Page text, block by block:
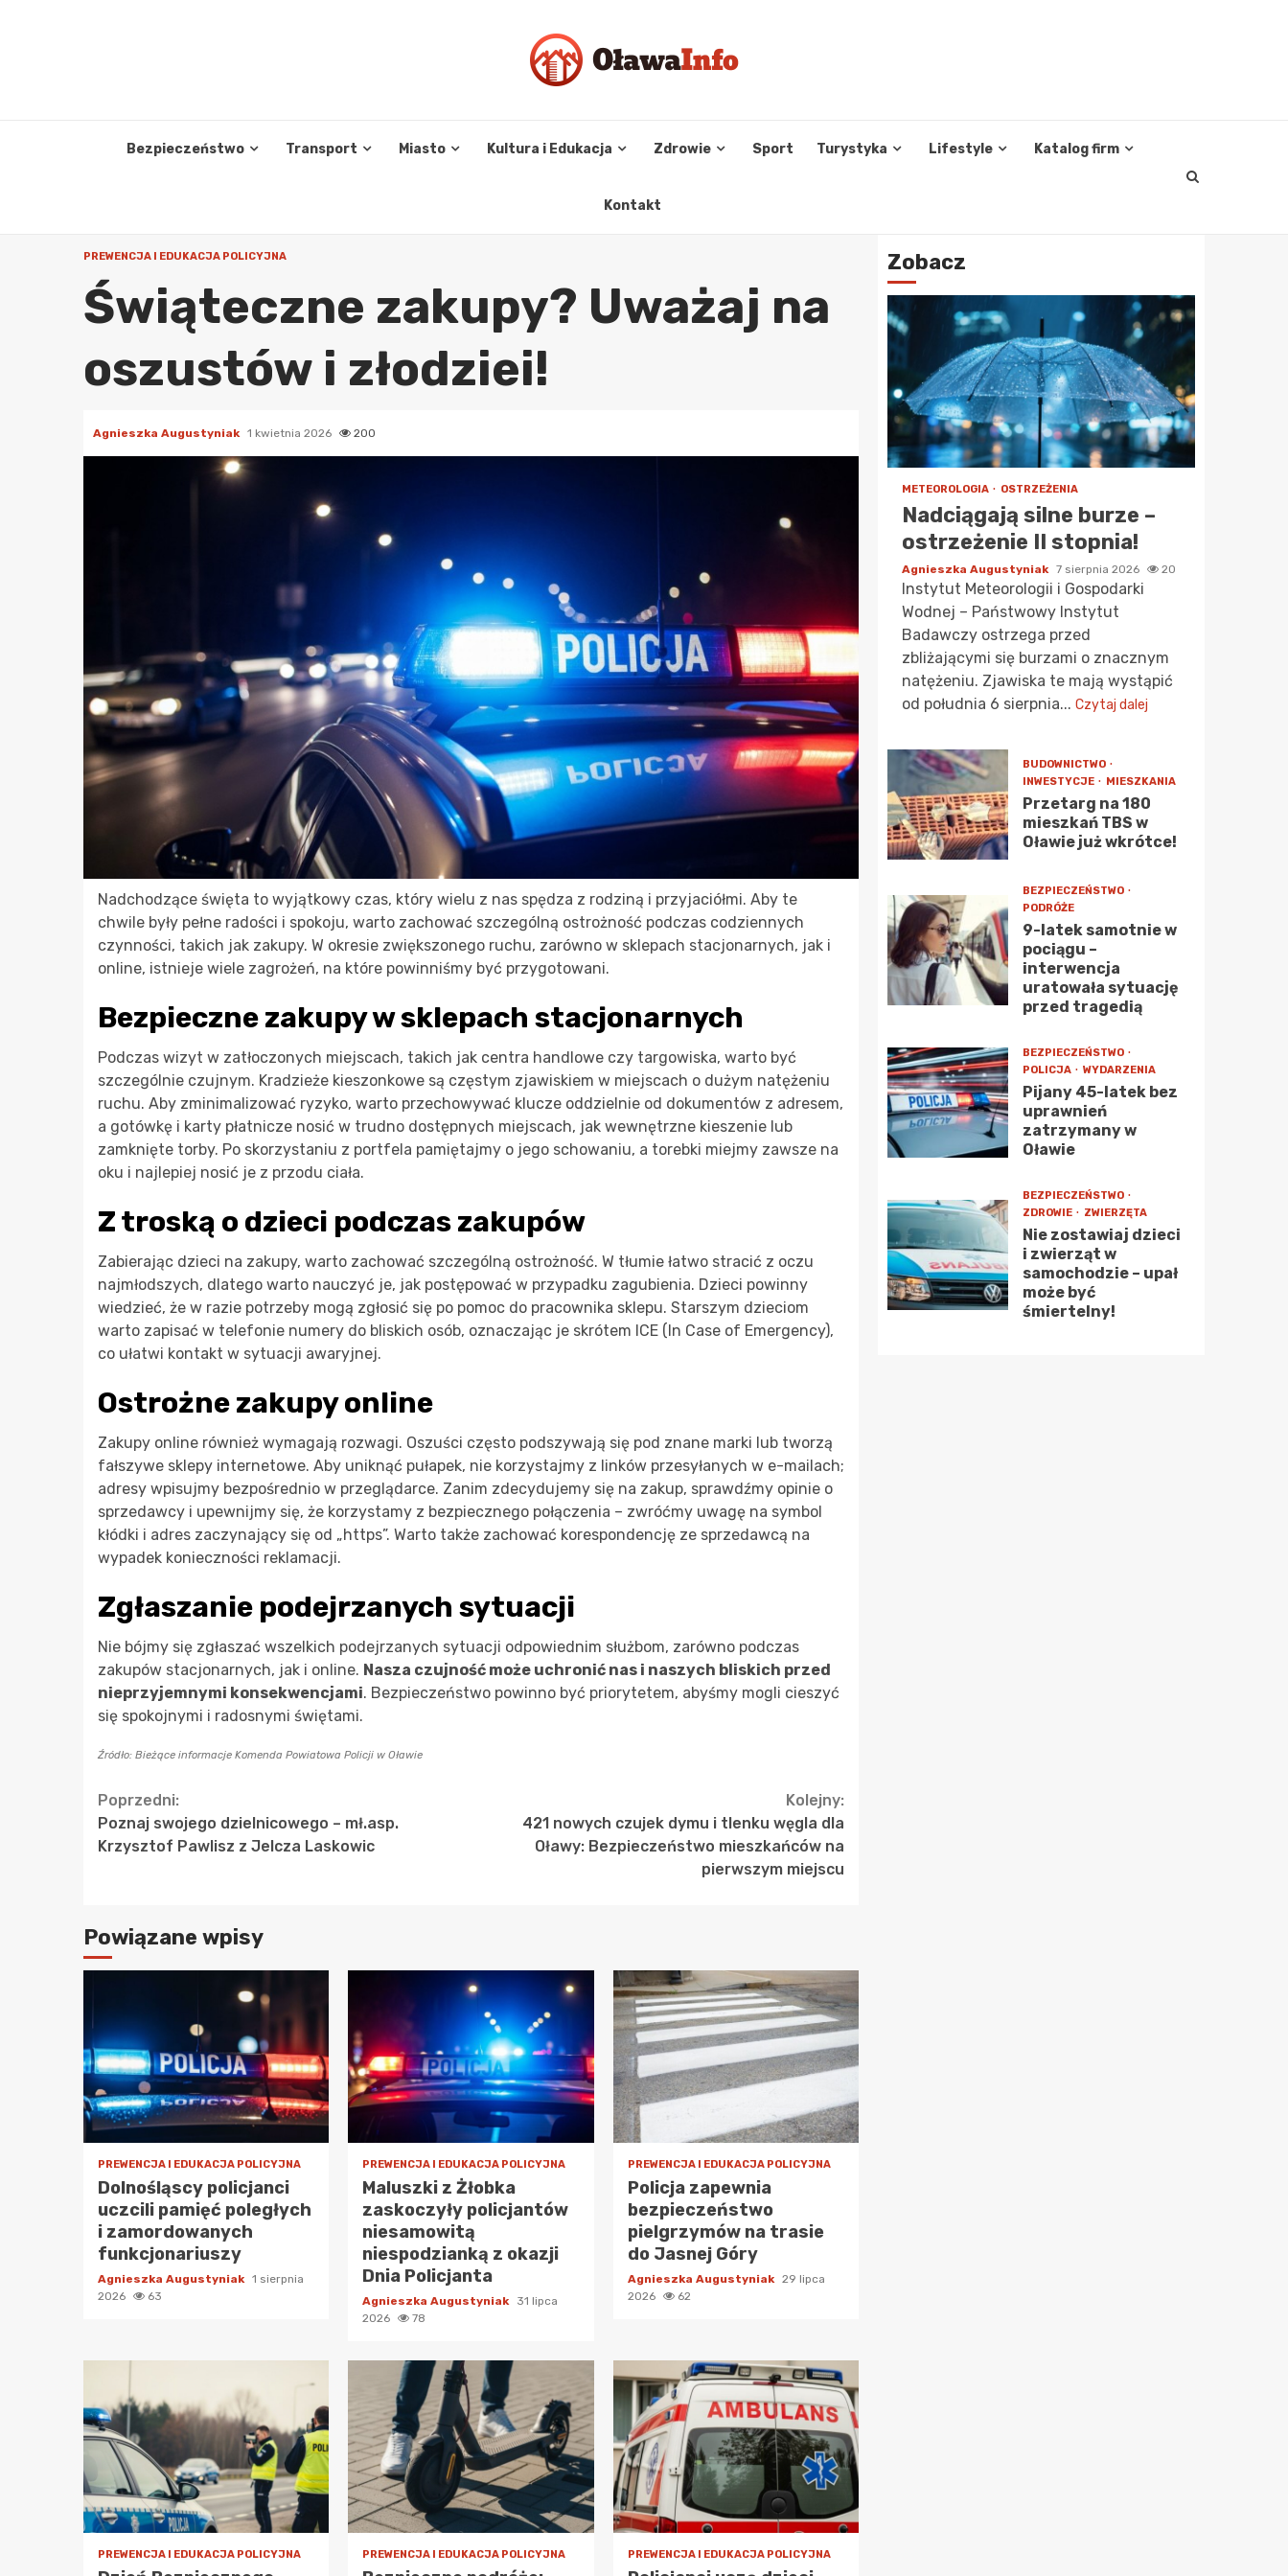
Bezpieczeństwo Transport Miasto Kultura i Edukacja Zdrowie Sport Turystyka Lifestyle Katalog firm
Kontakt
PREWENCJA I EDUKACJA POLICYJNA
Świąteczne zakupy? Uważaj na
oszustów i złodziei!
Agnieszka Augustyniak 1 kwietnia 2026 200
Nadchodzące święta to wyjątkowy czas, który wielu z nas spędza z rodziną i przyjaciółmi. Aby te
chwile były pełne radości i spokoju, warto zachować szczególną ostrożność podczas codziennych
czynności, takich jak zakupy. W okresie zwiększonego ruchu, zarówno w sklepach stacjonarnych, jak i
online, istnieje wiele zagrożeń, na które powinniśmy być przygotowani.
Bezpieczne zakupy w sklepach stacjonarnych
Podczas wizyt w zatłoczonych miejscach, takich jak centra handlowe czy targowiska, warto być
szczególnie czujnym. Kradzieże kieszonkowe są częstym zjawiskiem w miejscach o dużym natężeniu
ruchu. Aby zminimalizować ryzyko, warto przechowywać klucze oddzielnie od dokumentów z adresem,
a gotówkę i karty płatnicze nosić w trudno dostępnych miejscach, jak wewnętrzne kieszenie lub
zamknięte torby. Po skorzystaniu z portfela pamiętajmy o jego schowaniu, a torebki miejmy zawsze na
oku i najlepiej nosić je z przodu ciała.
Z troską o dzieci podczas zakupów
Zabierając dzieci na zakupy, warto zachować szczególną ostrożność. W tłumie łatwo stracić z oczu
najmłodszych, dlatego warto nauczyć je, jak postępować w przypadku zagubienia. Dzieci powinny
wiedzieć, że w razie potrzeby mogą zgłosić się po pomoc do pracownika sklepu. Starszym dzieciom
warto zapisać w telefonie numery do bliskich osób, oznaczając je skrótem ICE (In Case of Emergency),
co ułatwi kontakt w sytuacji awaryjnej.
Ostrożne zakupy online
Zakupy online również wymagają rozwagi. Oszuści często podszywają się pod znane marki lub tworzą
fałszywe sklepy internetowe. Aby uniknąć pułapek, nie korzystajmy z linków przesyłanych w e-mailach;
adresy wpisujmy bezpośrednio w przeglądarce. Zanim zdecydujemy się na zakup, sprawdźmy opinie o
sprzedawcy i upewnijmy się, że korzystamy z bezpiecznego połączenia – zwróćmy uwagę na symbol
kłódki i adres zaczynający się od „https”. Warto także zachować korespondencję ze sprzedawcą na
wypadek konieczności reklamacji.
Zgłaszanie podejrzanych sytuacji
Nie bójmy się zgłaszać wszelkich podejrzanych sytuacji odpowiednim służbom, zarówno podczas
zakupów stacjonarnych, jak i online. Nasza czujność może uchronić nas i naszych bliskich przed
nieprzyjemnymi konsekwencjami. Bezpieczeństwo powinno być priorytetem, abyśmy mogli cieszyć
się spokojnymi i radosnymi świętami.
Źródło: Bieżące informacje Komenda Powiatowa Policji w Oławie
Continue
Reading
Poprzedni:
Poznaj swojego dzielnicowego – mł.asp.
Krzysztof Pawlisz z Jelcza Laskowic
Kolejny:
421 nowych czujek dymu i tlenku węgla dla
Oławy: Bezpieczeństwo mieszkańców na
pierwszym miejscu
Powiązane wpisy
PREWENCJA I EDUKACJA POLICYJNA
Dolnośląscy policjanci
uczcili pamięć poległych
i zamordowanych
funkcjonariuszy
Agnieszka Augustyniak 1 sierpnia
2026
63
PREWENCJA I EDUKACJA POLICYJNA
Maluszki z Żłobka
zaskoczyły policjantów
niesamowitą
niespodzianką z okazji
Dnia Policjanta
Agnieszka Augustyniak 31 lipca
2026
78
PREWENCJA I EDUKACJA POLICYJNA
Policja zapewnia
bezpieczeństwo
pielgrzymów na trasie
do Jasnej Góry
Agnieszka Augustyniak 29 lipca
2026
62
PREWENCJA I EDUKACJA POLICYJNA PREWENCJA I EDUKACJA POLICYJNA PREWENCJA I EDUKACJA POLICYJNA
Zobacz
METEOROLOGIA OSTRZEŻENIA
Nadciągają silne burze –
ostrzeżenie II stopnia!
Agnieszka Augustyniak 7 sierpnia 2026 20
Instytut Meteorologii i Gospodarki
Wodnej – Państwowy Instytut
Badawczy ostrzega przed
zbliżającymi się burzami o znacznym
natężeniu. Zjawiska te mają wystąpić
od południa 6 sierpnia... Czytaj dalej
BUDOWNICTWO
INWESTYCJE
MIESZKANIA
Przetarg na 180
mieszkań TBS w
Oławie już wkrótce!
BEZPIECZEŃSTWO
PODRÓŻE
9-latek samotnie w
pociągu –
interwencja
uratowała sytuację
przed tragedią
BEZPIECZEŃSTWO
POLICJA
WYDARZENIA
Pijany 45-latek bez
uprawnień
zatrzymany w
Oławie
BEZPIECZEŃSTWO
ZDROWIE
ZWIERZĘTA
Nie zostawiaj dzieci
i zwierząt w
samochodzie – upał
może być
śmiertelny!